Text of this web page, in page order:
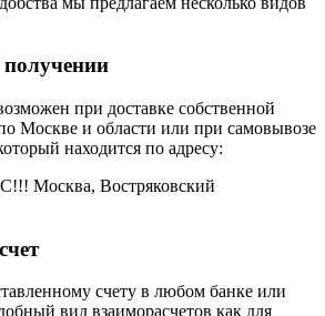
при доставке собственной
Москве и области или при самовывозе
находится по адресу:
Москва, Востряковский
счету в любом банке или
вид взаиморасчетов как для